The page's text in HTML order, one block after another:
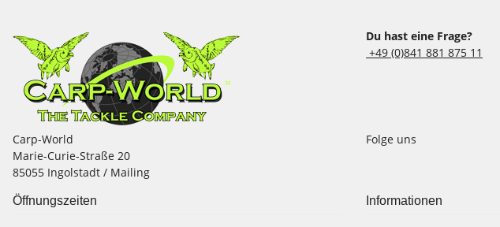
Du hast eine Frage?
+49 (0)841 881 875 11
Carp-World
Marie-Curie-Straße 20
85055 Ingolstadt / Mailing
Folge uns
Öffnungszeiten Informationen